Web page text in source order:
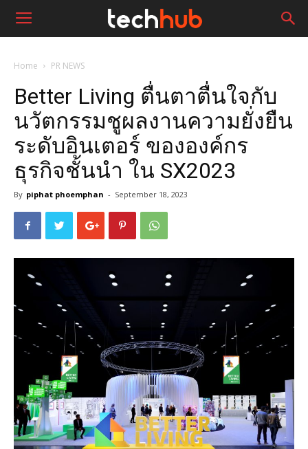
Home PR NEWS
Better Living ตื่นตาตื่นใจกับ
นวัตกรรมชูผลงานความยั่งยืน
ระดับอินเตอร์ ขององค์กร
ธุรกิจชั้นนำ ใน SX2023
By piphat phoemphan - September 18, 2023